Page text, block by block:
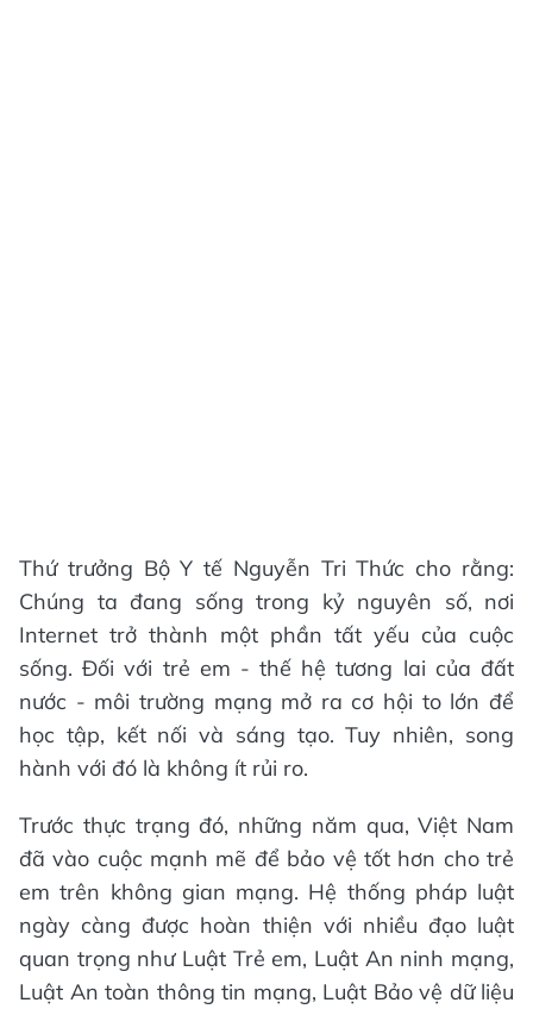
Thứ trưởng Bộ Y tế Nguyễn Tri Thức cho rằng:
Chúng ta đang sống trong kỷ nguyên số, nơi
Internet trở thành một phần tất yếu của cuộc
sống. Đối với trẻ em - thế hệ tương lai của đất
nước - môi trường mạng mở ra cơ hội to lớn để
học tập, kết nối và sáng tạo. Tuy nhiên, song
hành với đó là không ít rủi ro.
Trước thực trạng đó, những năm qua, Việt Nam
đã vào cuộc mạnh mẽ để bảo vệ tốt hơn cho trẻ
em trên không gian mạng. Hệ thống pháp luật
ngày càng được hoàn thiện với nhiều đạo luật
quan trọng như Luật Trẻ em, Luật An ninh mạng,
Luật An toàn thông tin mạng, Luật Bảo vệ dữ liệu